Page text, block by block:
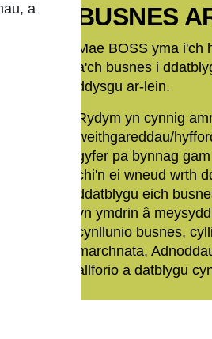
a
BUSNES
Mae BOSS yma i'ch
a'ch busnes i
ddysgu ar-lein.
Rydym yn cynnig
weithgareddau/
gyfer pa bynnag
chi'n ei wneud wrth
ddatblygu eich
yn ymdrin â meysydd
cynllunio busnes,
marchnata,
allforio a datblygu